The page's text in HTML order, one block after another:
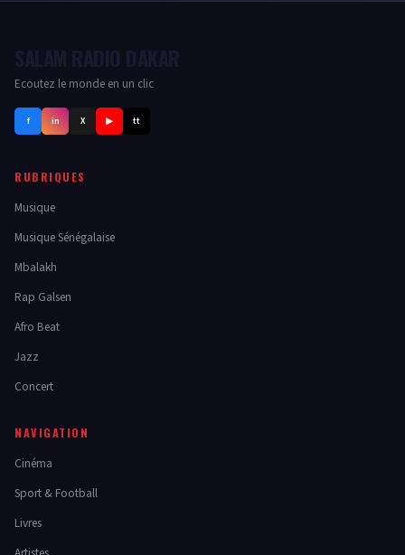
Ecoutez le monde en un clic
f in X ▶ tt
RUBRIQUES
Musique
Musique Sénégalaise
Mbalakh
Rap Galsen
Afro Beat
Jazz
Concert
NAVIGATION
Cinéma
Sport & Football
Livres